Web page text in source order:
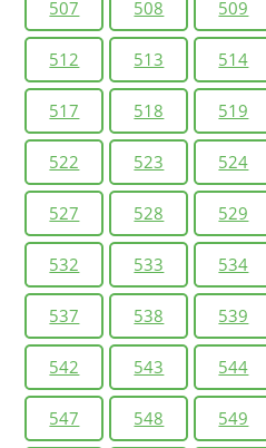
507 508 509
512 513 514
517 518 519
522 523 524
527 528 529
532 533 534
537 538 539
542 543 544
547 548 549